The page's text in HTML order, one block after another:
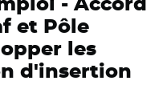
-Accord
et Pôle
les
d'insertion